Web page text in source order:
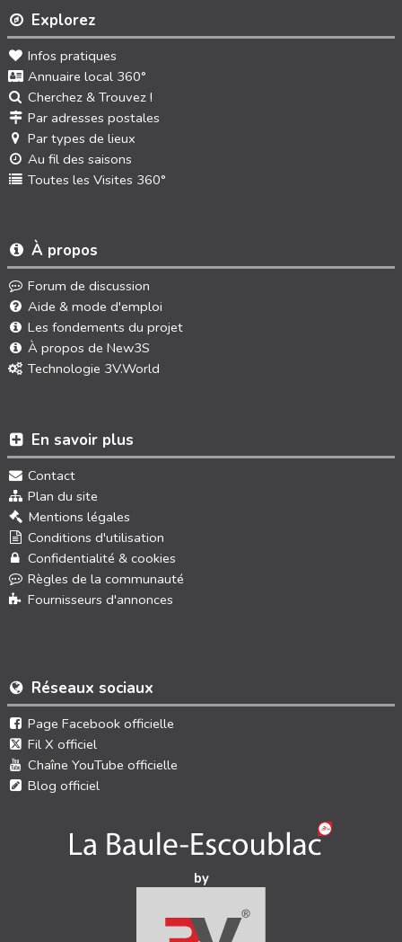
Réseaux sociaux
Page Facebook officielle
Fil X officiel
Chaîne YouTube officielle
Blog officiel
En savoir plus
Contact
Plan du site
Mentions légales
Conditions d'utilisation
Confidentialité & cookies
Règles de la communauté
Fournisseurs d'annonces
Explorez
Infos pratiques
Annuaire local 360°
Cherchez & Trouvez !
Par adresses postales
Par types de lieux
Au fil des saisons
Toutes les Visites 360°
À propos
Forum de discussion
Aide & mode d'emploi
Les fondements du projet
À propos de New3S
Technologie 3V.World
by